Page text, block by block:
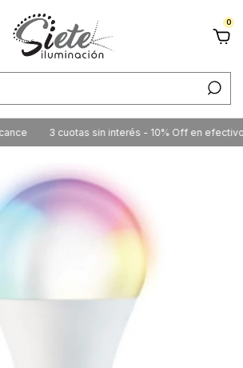
0
3 cuotas sin interés - 10% Off en efectivo /